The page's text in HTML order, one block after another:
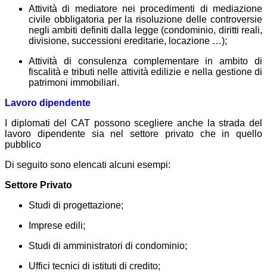
Attività di mediatore nei procedimenti di mediazione
civile obbligatoria per la risoluzione delle controversie
negli ambiti definiti dalla legge (condominio, diritti reali,
divisione, successioni ereditarie, locazione …);
Attività di consulenza complementare in ambito di
fiscalità e tributi nelle attività edilizie e nella gestione di
patrimoni immobiliari.
Lavoro dipendente
I diplomati del CAT possono scegliere anche la strada del
lavoro dipendente sia nel settore privato che in quello
pubblico
Di seguito sono elencati alcuni esempi:
Settore Privato
Studi di progettazione;
Imprese edili;
Studi di amministratori di condominio;
Uffici tecnici di istituti di credito;